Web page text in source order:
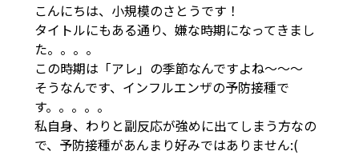
こんにちは、小規模のさとうです！
タイトルにもある通り、嫌な時期になってきまし
た。。。。
この時期は「アレ」の季節なんですよね～～～
そうなんです、インフルエンザの予防接種で
す。。。。。
私自身、わりと副反応が強めに出てしまう方なの
で、予防接種があんまり好みではありません:(